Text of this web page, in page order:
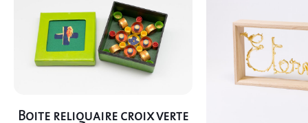
Boite reliquaire croix verte